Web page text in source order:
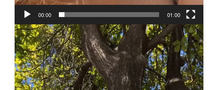
00:00 01:00
Reproductor
de
vídeo